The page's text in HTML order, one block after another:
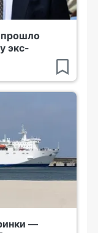
прошло
экс-
—